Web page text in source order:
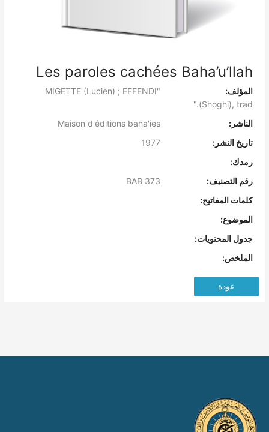
Les paroles cachées Baha’u’llah
المؤلف:
"MIGETTE (Lucien) ; EFFENDI
(Shoghi), trad."
الناشر:
Maison d'éditions baha'ies
تاريخ النشر:
رمدك:
رقم التصنيف:
كلمات المفاتيح:
الموضوع:
جدول المحتويات:
الملخص:
عودة